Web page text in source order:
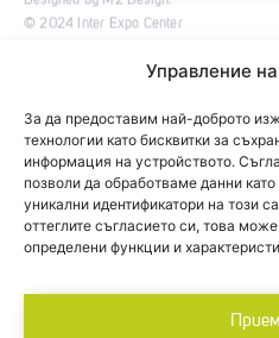
Управление
За да предоставим най-доброто
технологии като бисквитки за
информация на устройството.
позволи да обработваме данни
уникални идентификатори на този
оттеглите съгласието си, това
определени функции и
© 2024 Inter Expo Center